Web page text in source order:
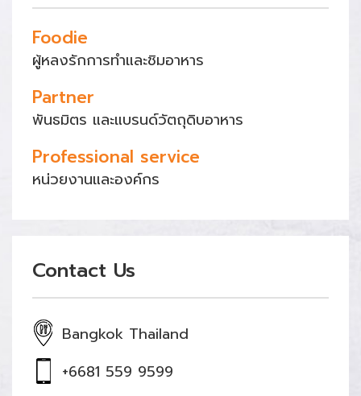
Foodie
ผู้หลงรักการทำและชิมอาหาร
Partner
พันธมิตร และแบรนด์วัตถุดิบอาหาร
Professional service
หน่วยงานและองค์กร
Contact Us
Bangkok Thailand
+6681 559 9599